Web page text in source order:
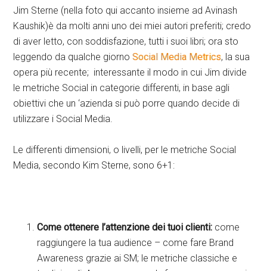
Jim Sterne (nella foto qui accanto insieme ad Avinash
Kaushik)è da molti anni uno dei miei autori preferiti; credo
di aver letto, con soddisfazione, tutti i suoi libri; ora sto
leggendo da qualche giornoSocial Media Metrics, la sua
opera più recente; interessante il modo in cui Jim divide
le metriche Social in categorie differenti, in base agli
obiettivi che un ‘azienda si può porre quando decide di
utilizzare i Social Media.
Le differenti dimensioni, o livelli, per le metriche Social
Media, secondo Kim Sterne, sono 6+1:
Come ottenere l’attenzione dei tuoi clienti: come
raggiungere la tua audience – come fare Brand
Awareness grazie ai SM; le metriche classiche e